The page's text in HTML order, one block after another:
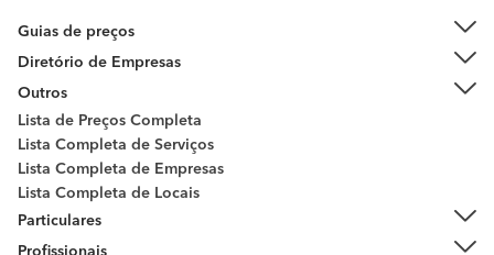
Guias de preços
Diretório de Empresas
Outros
Lista de Preços Completa
Lista Completa de Serviços
Lista Completa de Empresas
Lista Completa de Locais
Particulares
Profissionais